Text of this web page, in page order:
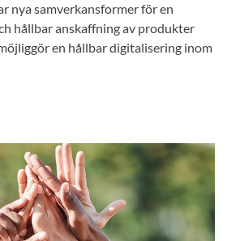
nya samverkansformer för en
hållbar anskaffning av produkter
en hållbar digitalisering inom